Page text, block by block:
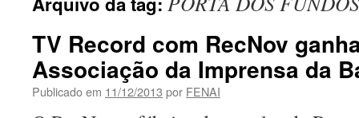
TV Record com RecNov
Associação da Imprensa da
Publicado em 11/12/2013 por FENAI